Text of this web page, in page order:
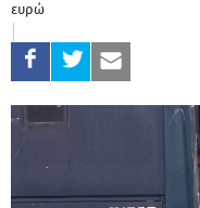
ευρώ